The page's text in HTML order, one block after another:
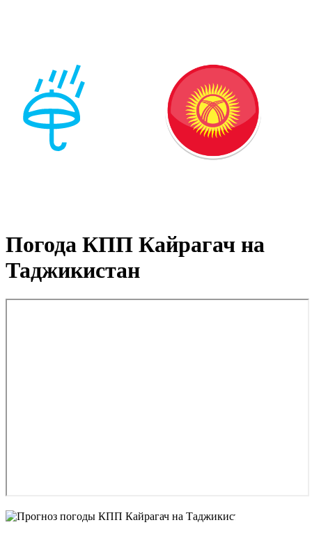
Погода КПП Кайрагач на
Таджикистан